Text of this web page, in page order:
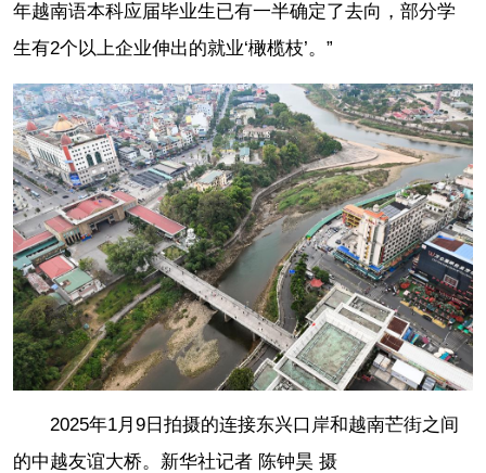
年越南语本科应届毕业生已有一半确定了去向，部分学
生有2个以上企业伸出的就业‘橄榄枝’。”
2025年1月9日拍摄的连接东兴口岸和越南芒街之间
的中越友谊大桥。新华社记者 陈钟昊 摄